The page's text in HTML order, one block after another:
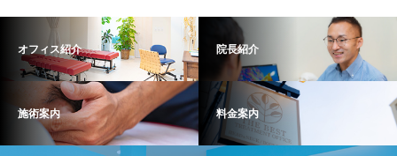
オフィス紹介 院長紹介
施術案内 料金案内